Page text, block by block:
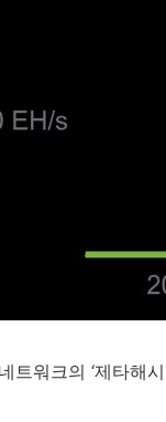
트워크의 ‘제타해